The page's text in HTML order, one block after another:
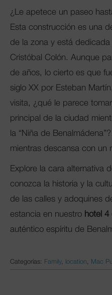
¿Le apetece un paseo
Esta construcción es una
de la zona y está
Cristóbal Colón. Aunque
de años, lo cierto es que
siglo XX por Esteban
visita, ¿qué le parece
principal de la ciudad
la “Niña de
mientras descansa con un
Explore la cara alternativa
conozca la historia y la
de las calles y adoquines
estancia en nuestro hotel 4
auténtico espíritu de
Categorías: Family, location, Mac